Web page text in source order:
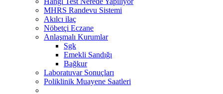
MHRS Randevu Sistemi
Akılcı ilaç
Nöbetçi Eczane
Anlaşmalı Kurumlar
Sgk
Emekli Sandığı
Bağkur
Laboratuvar Sonuçları
Poliklinik Muayene Saatleri